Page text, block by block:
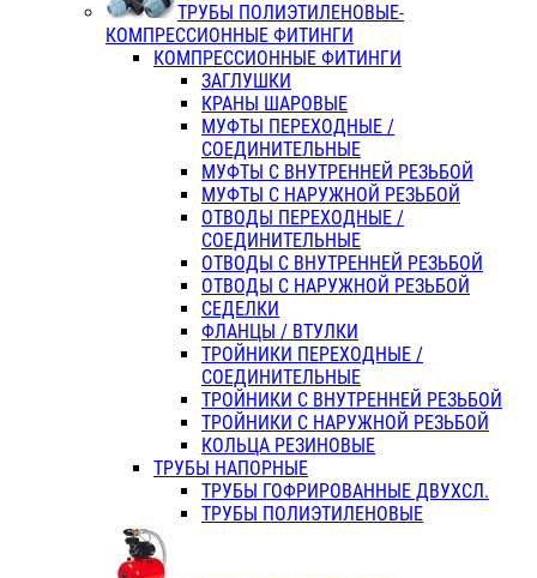
ТРУБЫ ПОЛИЭТИЛЕНОВЫЕ-
КОМПРЕССИОННЫЕ ФИТИНГИ
КОМПРЕССИОННЫЕ ФИТИНГИ
ЗАГЛУШКИ
КРАНЫ ШАРОВЫЕ
МУФТЫ ПЕРЕХОДНЫЕ /
СОЕДИНИТЕЛЬНЫЕ
МУФТЫ С ВНУТРЕННЕЙ РЕЗЬБОЙ
МУФТЫ С НАРУЖНОЙ РЕЗЬБОЙ
ОТВОДЫ ПЕРЕХОДНЫЕ /
СОЕДИНИТЕЛЬНЫЕ
ОТВОДЫ С ВНУТРЕННЕЙ РЕЗЬБОЙ
ОТВОДЫ С НАРУЖНОЙ РЕЗЬБОЙ
СЕДЕЛКИ
ФЛАНЦЫ / ВТУЛКИ
ТРОЙНИКИ ПЕРЕХОДНЫЕ /
СОЕДИНИТЕЛЬНЫЕ
ТРОЙНИКИ С ВНУТРЕННЕЙ РЕЗЬБОЙ
ТРОЙНИКИ С НАРУЖНОЙ РЕЗЬБОЙ
КОЛЬЦА РЕЗИНОВЫЕ
ТРУБЫ НАПОРНЫЕ
ТРУБЫ ГОФРИРОВАННЫЕ ДВУХСЛ.
ТРУБЫ ПОЛИЭТИЛЕНОВЫЕ